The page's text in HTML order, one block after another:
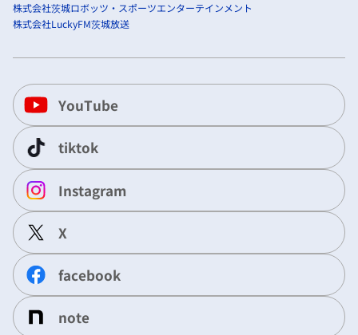
株式会社茨城ロボッツ・スポーツエンターテインメント
株式会社LuckyFM茨城放送
YouTube
tiktok
Instagram
X
facebook
note